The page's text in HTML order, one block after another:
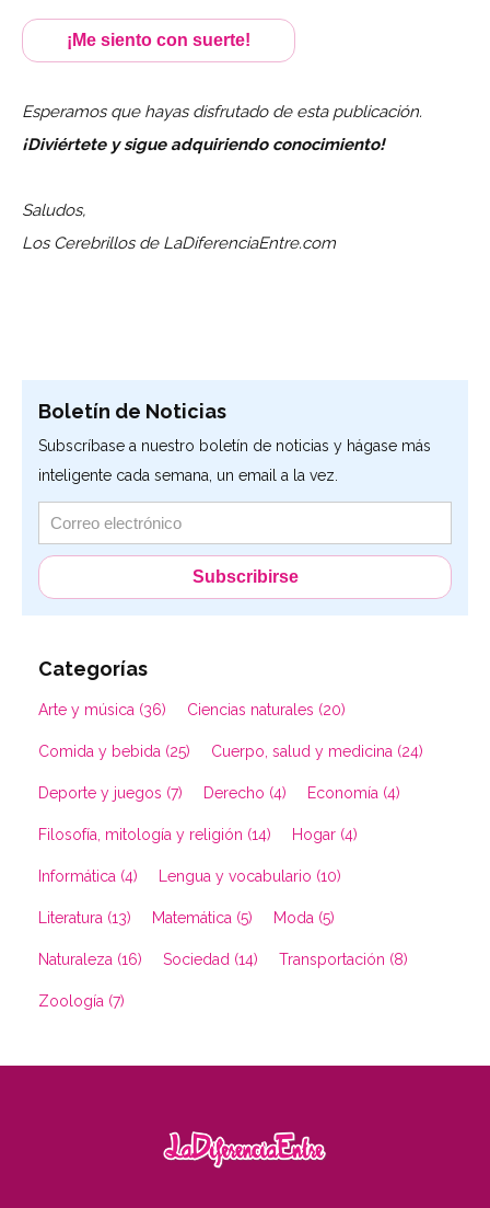
¡Me siento con suerte!
Esperamos que hayas disfrutado de esta publicación.
¡Diviértete y sigue adquiriendo conocimiento!
Saludos,
Los Cerebrillos de LaDiferenciaEntre.com
Boletín de Noticias
Subscríbase a nuestro boletín de noticias y hágase más
inteligente cada semana, un email a la vez.
Categorías
Arte y música (36) Ciencias naturales (20)
Comida y bebida (25) Cuerpo, salud y medicina (24)
Deporte y juegos (7) Derecho (4) Economía (4)
Filosofía, mitología y religión (14) Hogar (4)
Informática (4) Lengua y vocabulario (10)
Literatura (13) Matemática (5) Moda (5)
Naturaleza (16) Sociedad (14) Transportación (8)
Zoología (7)